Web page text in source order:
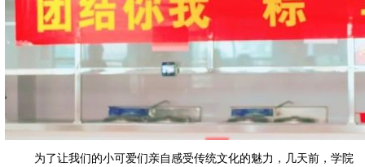
为了让我们的小可爱们亲自感受传统文化的魅力，几天前，学院